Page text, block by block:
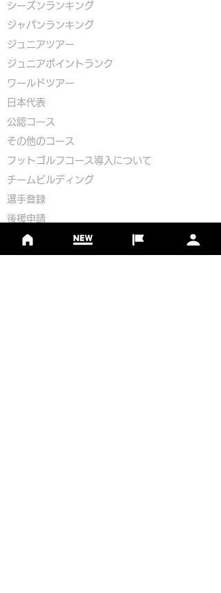
シーズンランキング
ジャパンランキング
ジュニアツアー
ジュニアポイントランク
​ワールドツアー
​​日本代表
公認コース
​その他のコース
​ フットゴルフコース導入について
​チームビルディング
選手登録​
​後援申請
​イベント依頼
プライバシーポリシー